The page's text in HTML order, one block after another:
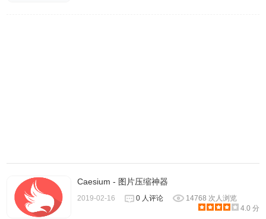
Caesium - 图片压缩神器
2019-02-16 0 人评论
14768 次人浏览
4.0 分